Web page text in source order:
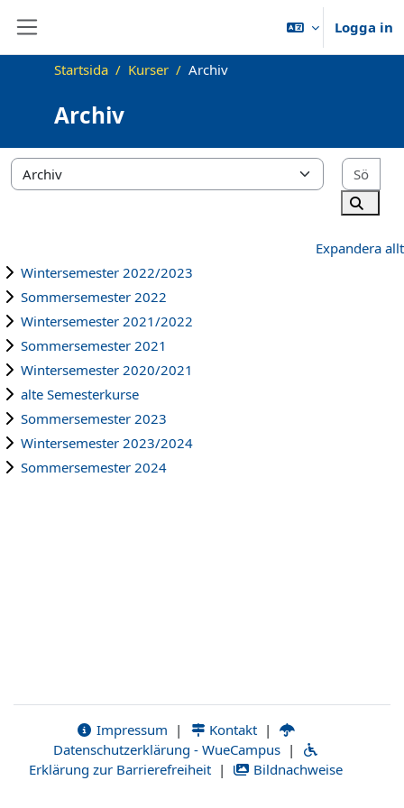
Logga in
Startsida Kurser Archiv
Archiv
Kurskategorier
Sök
Expandera allt
Wintersemester 2022/2023
Sommersemester 2022
Wintersemester 2021/2022
Sommersemester 2021
Wintersemester 2020/2021
alte Semesterkurse
Sommersemester 2023
Wintersemester 2023/2024
Sommersemester 2024
Impressum | Kontakt |
Datenschutzerklärung - WueCampus |
Erklärung zur Barrierefreiheit | Bildnachweise